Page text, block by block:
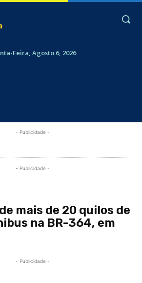
Feira, Agosto 6, 2026
- Publicidade -
- Publicidade -
mais de 20 quilos de
na BR-364, em
- Publicidade -